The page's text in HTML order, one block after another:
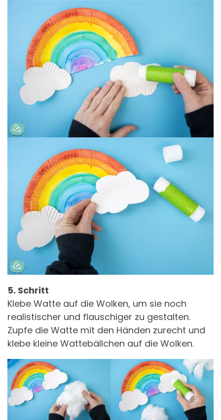
5. Schritt
Klebe Watte auf die Wolken, um sie noch
realistischer und flauschiger zu gestalten.
Zupfe die Watte mit den Händen zurecht und
klebe kleine Wattebällchen auf die Wolken.